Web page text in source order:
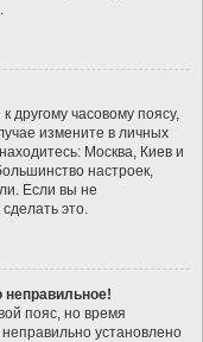
другому часовому поясу,
измените в личных
Москва, Киев и
настроек,
Если вы не
это.
неправильное!
пояс, но время
установлено